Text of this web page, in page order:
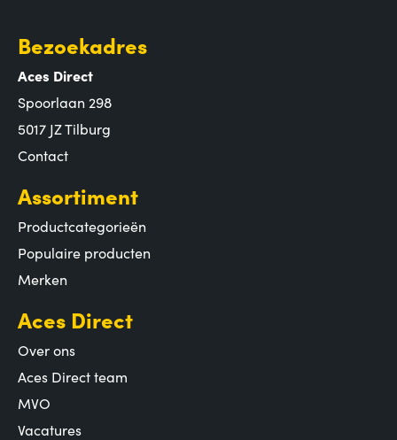
Bezoekadres
Aces Direct
Spoorlaan 298
5017 JZ Tilburg
Contact
Assortiment
Productcategorieën
Populaire producten
Merken
Aces Direct
Over ons
Aces Direct team
MVO
Vacatures